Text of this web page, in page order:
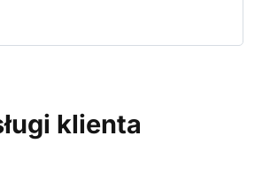
klienta